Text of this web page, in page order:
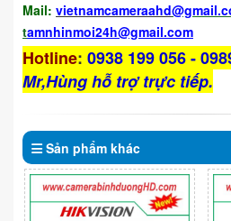
Mail: vietnamcameraahd
tamnhinmoi24h@gmail.com
Hotline: 0938 199 056 -
Mr,Hùng hỗ trợ trực tiếp.
Sản phẩm khác